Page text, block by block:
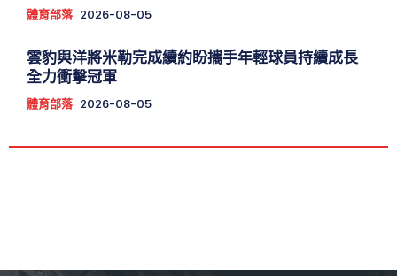
體育部落 2026-08-05
雲豹與洋將米勒完成續約盼攜手年輕球員持續成長
全力衝擊冠軍
體育部落 2026-08-05